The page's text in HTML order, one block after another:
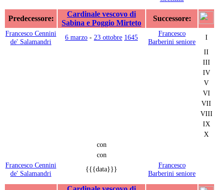
Predecessore:
Cardinale vescovo di
Sabina e Poggio Mirteto
Successore:
Francesco Cennini
de' Salamandri
6 marzo - 23 ottobre 1645
Francesco
Barberini seniore
I
II
III
IV
V
VI
VII
VIII
IX
X
con
con
Francesco Cennini
de' Salamandri
{{{data}}}
Francesco
Barberini seniore